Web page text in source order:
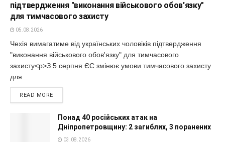
підтвердження "виконання військового обов'язку"
для тимчасового захисту
05.08.2026
Чехія вимагатиме від українських чоловіків підтвердження
"виконання військового обов'язку" для тимчасового
захисту<p>З 5 серпня ЄС змінює умови тимчасового захисту
для...
READ MORE
Понад 40 російських атак на
Дніпропетровщину: 2 загиблих, 3 поранених
03.08.2026